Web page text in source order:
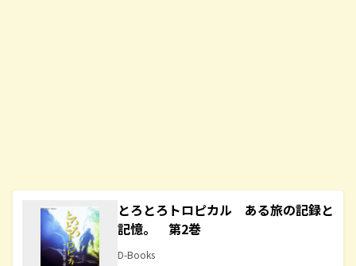
とろとろトロピカル ある旅の記録と
記憶。 第2巻
D-Books